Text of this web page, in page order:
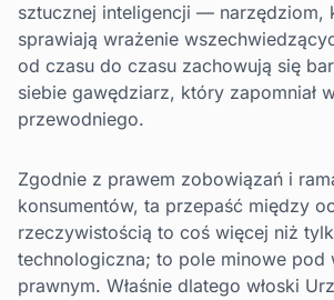
sztucznej inteligencji — narzędziom,
sprawiają wrażenie
od czasu do czasu zachowują się
siebie gawędziarz, który zapomniał
przewodniego.
Zgodnie z prawem zobowiązań i
konsumentów, ta przepaść między
rzeczywistością to coś więcej niż
technologiczna; to pole minowe pod
prawnym. Właśnie dlatego włoski